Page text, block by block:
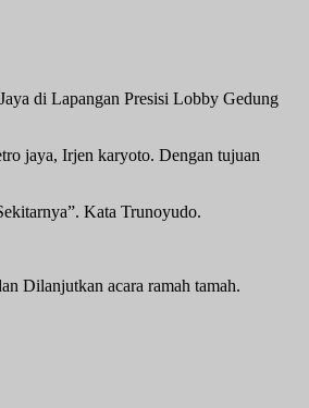
di Lapangan Presisi Lobby Gedung
jaya, Irjen karyoto. Dengan tujuan
Kata Trunoyudo.
Dilanjutkan acara ramah tamah.